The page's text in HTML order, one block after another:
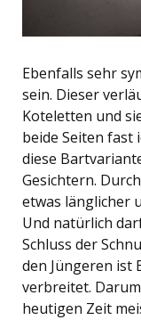
Ebenfalls sehr
sein. Dieser
Koteletten und
beide Seiten fast
diese
Gesichtern.
etwas länglicher
Und natürlich
Schluss der
den Jüngeren ist
verbreitet.
heutigen Zeit